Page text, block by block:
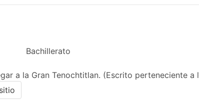
Bachillerato
a la Gran Tenochtitlan. (Escrito perteneciente a